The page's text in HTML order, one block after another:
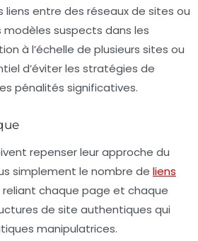
entre des réseaux de sites ou
suspects dans les
à l’échelle de plusieurs sites ou
d’éviter les stratégies de
pénalités significatives.
repenser leur approche du
simplement le nombre de liens
chaque page et chaque
de site authentiques qui
manipulatrices.